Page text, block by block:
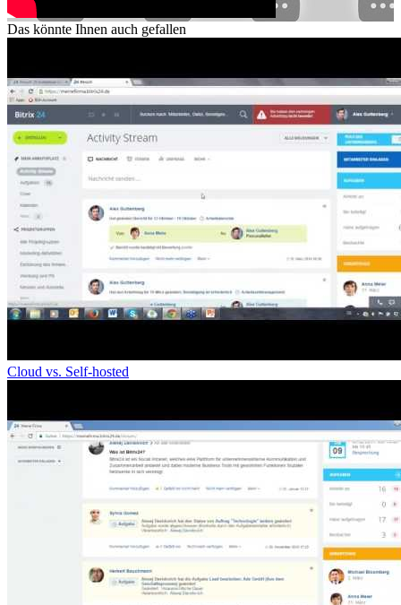
Das könnte Ihnen auch gefallen
Cloud vs. Self-hosted